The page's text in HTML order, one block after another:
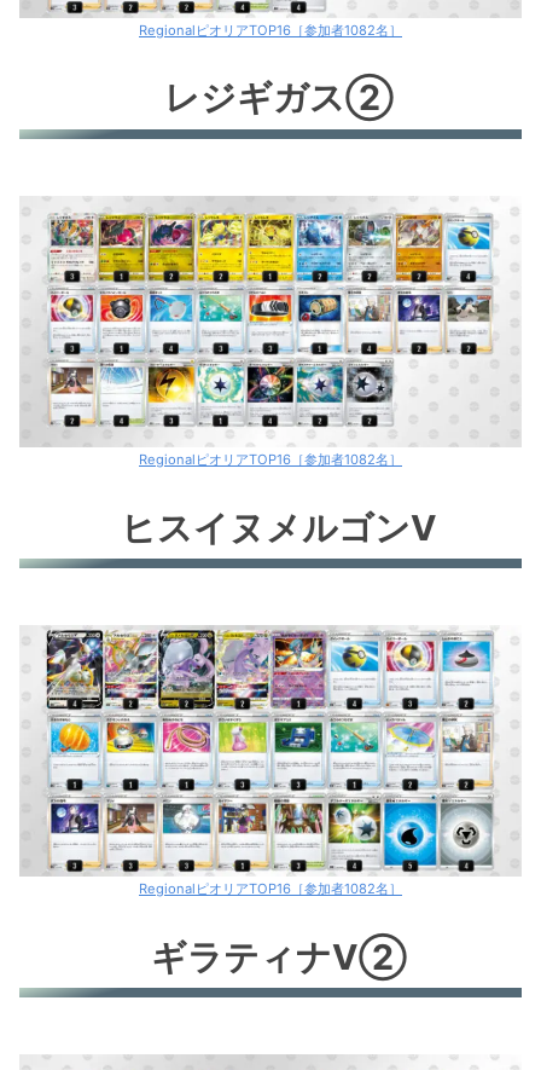
RegionalピオリアTOP16［参加者1082名］
レジギガス②
RegionalピオリアTOP16［参加者1082名］
ヒスイヌメルゴンV
RegionalピオリアTOP16［参加者1082名］
ギラティナV②